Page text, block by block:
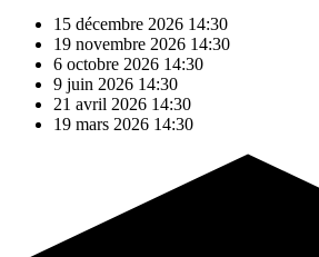
15 décembre 2026 14:30
19 novembre 2026 14:30
6 octobre 2026 14:30
9 juin 2026 14:30
21 avril 2026 14:30
19 mars 2026 14:30